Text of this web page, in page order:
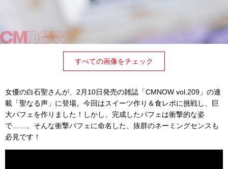
すべての画像をチェック
女優の白石聖さんが、2月10日発売の雑誌「CMNOW vol.209」の連
載「聖なる声」に登場。今回はスイーツ作り＆食レポに挑戦し、巨
大パフェを作りました！しかし、完成したパフェは衝撃的な姿
で……。そんな衝撃パフェに命名した、抜群のネーミングセンスも
必見です！